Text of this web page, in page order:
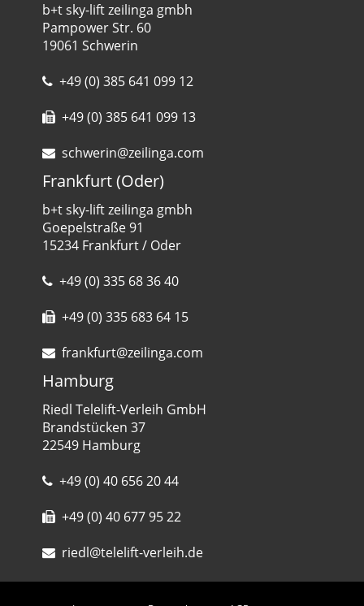
b+t sky-lift zeilinga gmbh
Pampower Str. 60
19061 Schwerin
+49 (0) 385 641 099 12
+49 (0) 385 641 099 13
schwerin@zeilinga.com
Frankfurt (Oder)
b+t sky-lift zeilinga gmbh
Goepelstraße 91
15234 Frankfurt / Oder
+49 (0) 335 68 36 40
+49 (0) 335 683 64 15
frankfurt@zeilinga.com
Hamburg
Riedl Telelift-Verleih GmbH
Brandstücken 37
22549 Hamburg
+49 (0) 40 656 20 44
+49 (0) 40 677 95 22
riedl@telelift-verleih.de